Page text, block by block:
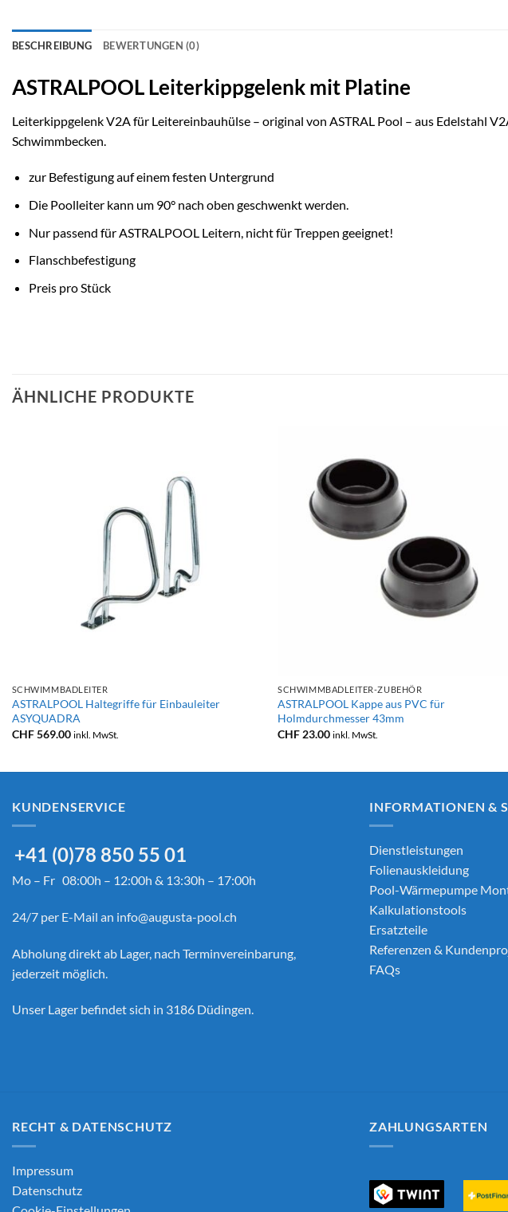
BESCHREIBUNG BEWERTUNGEN (0)
ASTRALPOOL Leiterkippgelenk mit Platine
Leiterkippgelenk V2A für Leitereinbauhülse – original von ASTRAL Pool – aus Edelstahl
Schwimmbecken.
zur Befestigung auf einem festen Untergrund
Die Poolleiter kann um 90° nach oben geschwenkt werden.
Nur passend für ASTRALPOOL Leitern, nicht für Treppen geeignet!
Flanschbefestigung
Preis pro Stück
ÄHNLICHE PRODUKTE
SCHWIMMBADLEITER
ASTRALPOOL Haltegriffe für Einbauleiter
ASYQUADRA
CHF569.00 inkl. MwSt.
SCHWIMMBADLEITER-ZUBEHÖR
ASTRALPOOL Kappe aus PVC für
Holmdurchmesser 43mm
CHF 23.00 inkl. MwSt.
KUNDENSERVICE
+41 (0)78 850 55 01
Mo – Fr 08:00h – 12:00h & 13:30h – 17:00h
24/7 per E-Mail an info@augusta-pool.ch
Abholung direkt ab Lager, nach Terminvereinbarung,
jederzeit möglich.
Unser Lager befindet sich in 3186 Düdingen.
INFORMATIONEN &
Dienstleistungen
Folienauskleidung
Pool-Wärmepumpe
Kalkulationstools
Ersatzteile
Referenzen &
FAQs
RECHT & DATENSCHUTZ
Impressum
Datenschutz
ZAHLUNGSARTEN